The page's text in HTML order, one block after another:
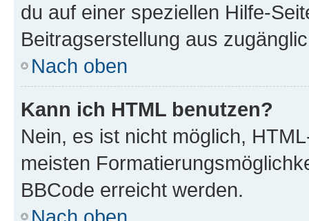
du auf einer speziellen Hilfe-
Beitragserstellung aus
Nach oben
Kann ich HTML benutzen?
Nein, es ist nicht möglich,
meisten
BBCode erreicht werden.